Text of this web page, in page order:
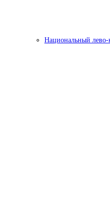
Национальный лево-